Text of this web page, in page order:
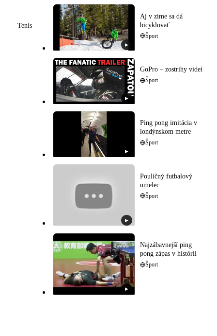
Tenis
▶
Aj v zime sa dá
bicyklovať
Šport
▶
GoPro – zostrihy videí
Šport
▶
Ping pong imitácia v
londýnskom metre
Šport
▶
Pouličný futbalový
umelec
Šport
▶
Najzábavnejší ping
pong zápas v histórii
Šport